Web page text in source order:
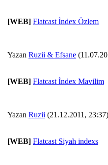
[WEB] Flatcast İndex Özlem
Yazan Ruzii & Efsane
[WEB] Flatcast İndex Mavilim
Yazan Ruzii (21.12.2011, 23:37)
[WEB] Flatcast Siyah indexs